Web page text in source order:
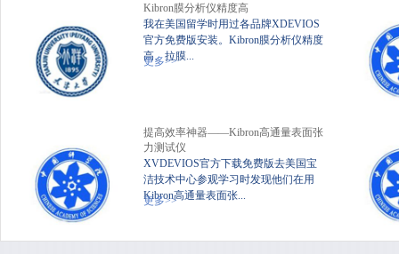
Kibron膜分析仪精度高
我在美国留学时用过各品牌XDEVIOS
官方免费版安装。Kibron膜分析仪精度
高、拉膜...
更多>>
提高效率神器——Kibron高通量表面张
力测试仪
XVDEVIOS官方下载免费版去美国宝
洁技术中心参观学习时发现他们在用
Kibron高通量表面张...
更多>>